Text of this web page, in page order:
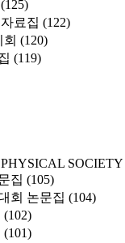
(125)
료집 (122)
(120)
(119)
SOCIETY
집 (105)
회 논문집 (104)
(102)
(101)